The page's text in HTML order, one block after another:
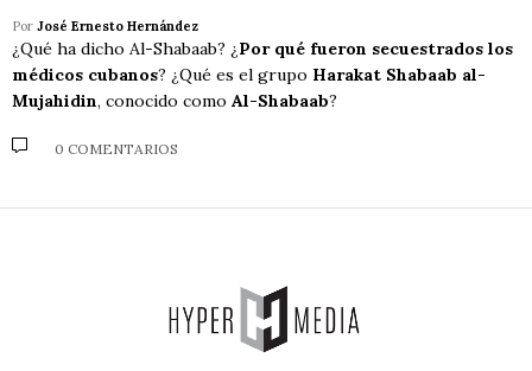
Por José Ernesto Hernández
¿Qué ha dicho Al-Shabaab? ¿Por qué fueron secuestrados los
médicos cubanos? ¿Qué es el grupo Harakat Shabaab al-
Mujahidin, conocido como Al-Shabaab?
0 COMENTARIOS